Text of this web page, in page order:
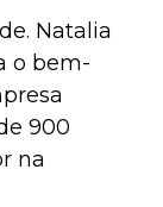
Natalia
o bem-
900
na